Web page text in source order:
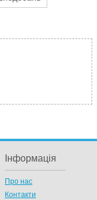
Інформація
Про нас
Контакти